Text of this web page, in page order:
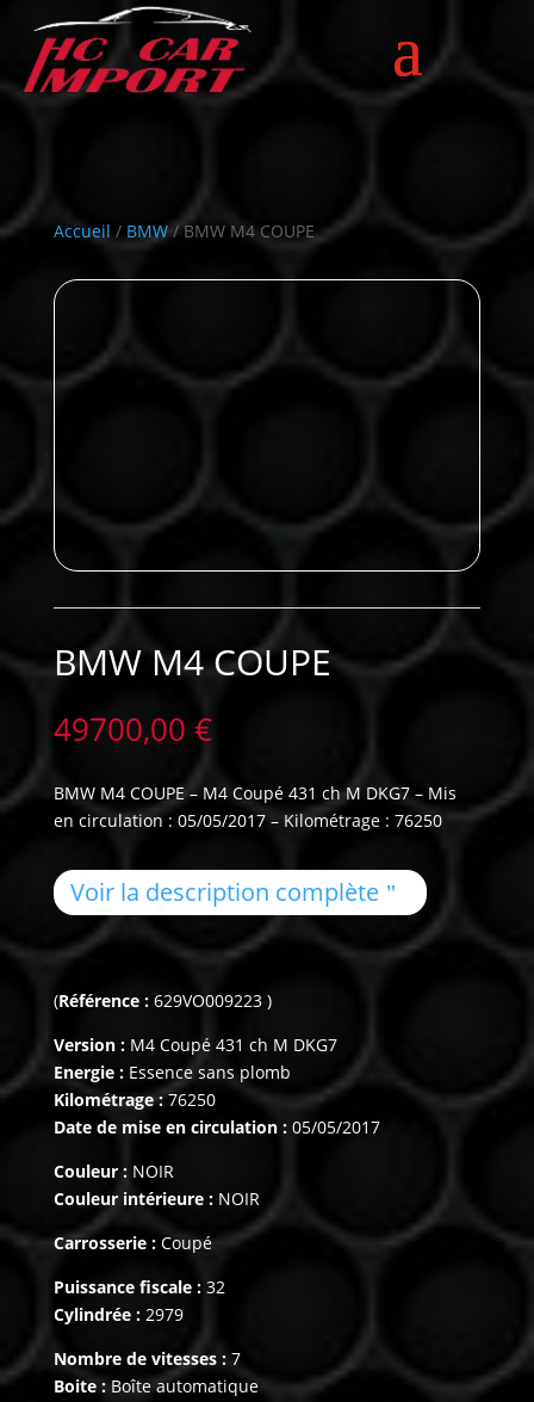
Accueil / BMW/ BMW M4 COUPE
BMW M4 COUPE
49700,00 €
BMW M4 COUPE – M4 Coupé 431 ch M DKG7 – Mis
en circulation : 05/05/2017 – Kilométrage : 76250
Voir la description complète
(Référence : 629VO009223 )
Version :M4 Coupé 431 ch M DKG7
Energie :Essence sans plomb
Kilométrage :76250
Date de mise en circulation :05/05/2017
Couleur :NOIR
Couleur intérieure : NOIR
Carrosserie :Coupé
Puissance fiscale :32
Cylindrée :2979
Nombre de vitesses :7
Boite :Boîte automatique